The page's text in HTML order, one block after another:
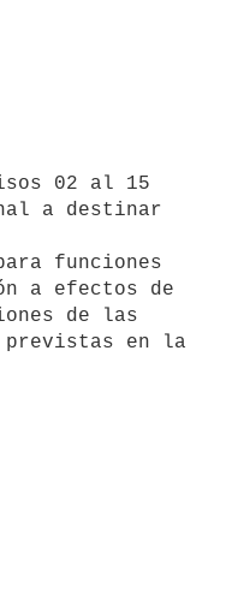
a destinar
funciones
a efectos de
de las
previstas en la